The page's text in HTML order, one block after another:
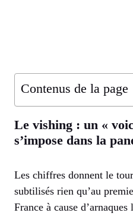
Contenus de la page
Le vishing : un «
s’impose dans la
Les chiffres donnent le
subtilisés rien qu’au
France à cause